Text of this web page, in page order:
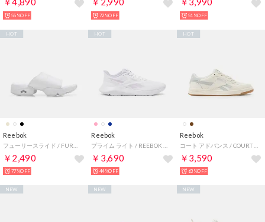
55%OFF 72%OFF 51%OFF
Reebok
￥2,490
HOT
77%OFF
Reebok
￥3,690
HOT
44%OFF
Reebok
￥3,590
HOT
63%OFF
NEW NEW NEW